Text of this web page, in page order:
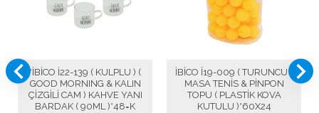
*İBİCO İ22-139 ( KULPLU ) (
GOOD MORNING & KALIN
ÇİZGİLİ CAM ) KAHVE YANI
BARDAK ( 90ML )*48=K
İBİCO İ19-009 ( TURUNCU )
MASA TENİS & PİNPON
TOPU ( PLASTİK KOVA
KUTULU )*60X24